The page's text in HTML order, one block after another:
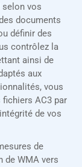
selon vos
documents
définir des
contrôlez la
ainsi de
aux
vous
AC3 par
de vos
de
de WMA vers